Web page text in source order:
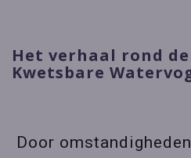
Het verhaal rond de
Kwetsbare
Door